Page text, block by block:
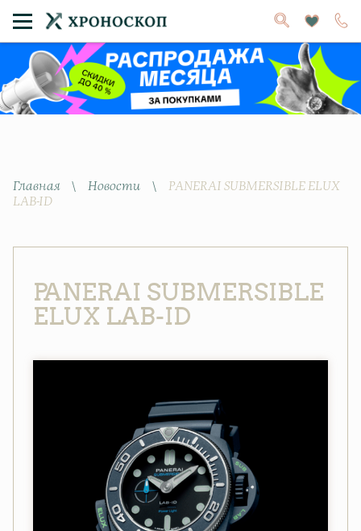
Главная \ Новости \ PANERAI SUBMERSIBLE ELUX
LAB-ID
PANERAI SUBMERSIBLE
ELUX LAB-ID